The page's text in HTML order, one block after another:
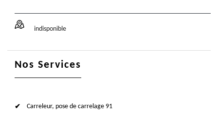
indisponible
Nos Services
Carreleur, pose de carrelage 91